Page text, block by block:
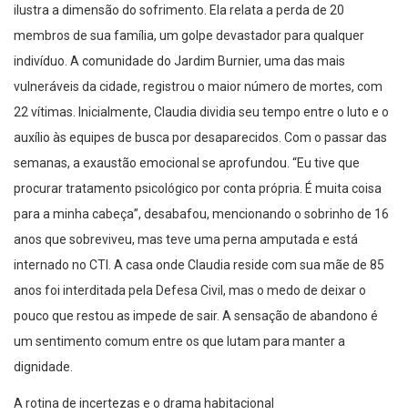
ilustra a dimensão do sofrimento. Ela relata a perda de 20
membros de sua família, um golpe devastador para qualquer
indivíduo. A comunidade do Jardim Burnier, uma das mais
vulneráveis da cidade, registrou o maior número de mortes, com
22 vítimas. Inicialmente, Claudia dividia seu tempo entre o luto e o
auxílio às equipes de busca por desaparecidos. Com o passar das
semanas, a exaustão emocional se aprofundou. “Eu tive que
procurar tratamento psicológico por conta própria. É muita coisa
para a minha cabeça”, desabafou, mencionando o sobrinho de 16
anos que sobreviveu, mas teve uma perna amputada e está
internado no CTI. A casa onde Claudia reside com sua mãe de 85
anos foi interditada pela Defesa Civil, mas o medo de deixar o
pouco que restou as impede de sair. A sensação de abandono é
um sentimento comum entre os que lutam para manter a
dignidade.
A rotina de incertezas e o drama habitacional